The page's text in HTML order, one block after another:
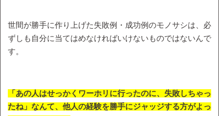
世間が勝手に作り上げた失敗例・成功例のモノサシは、必
ずしも自分に当てはめなければいけないものではないんで
す。
「あの人はせっかくワーホリに行ったのに、失敗しちゃっ
たね」なんて、他人の経験を勝手にジャッジする方がよっ